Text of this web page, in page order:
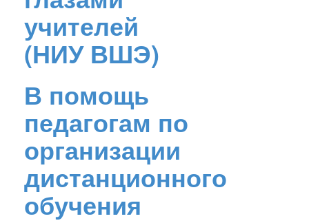
учителей
(НИУ ВШЭ)
В помощь
педагогам по
организации
дистанционного
обучения